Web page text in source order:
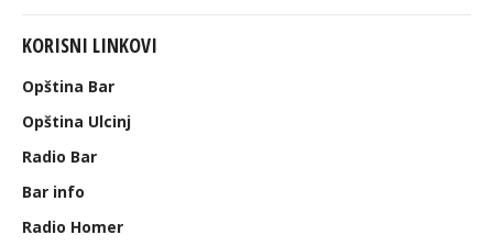
KORISNI LINKOVI
Opština Bar
Opština Ulcinj
Radio Bar
Bar info
Radio Homer